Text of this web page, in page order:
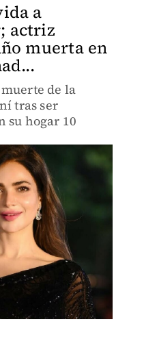
a
actriz
muerta en
de la
tras ser
su hogar 10